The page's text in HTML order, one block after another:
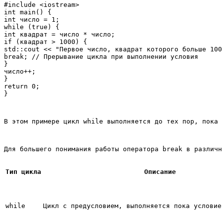
#include <iostream>
int main() {
int число = 1;
while (true) {
int квадрат = число * число;
if (квадрат > 1000) {
std::cout << "Первое число, квадрат которого больше
break; // Прерывание цикла при выполнении условия
}
число++;
}
return 0;
В этом примере цикл while выполняется до тех пор, пока
Для большего понимания работы оператора break в
Тип цикла Описание
while Цикл с предусловием, выполняется пока